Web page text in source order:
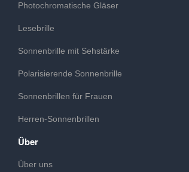
Photochromatische Gläser
Lesebrille
Sonnenbrille mit Sehstärke
Polarisierende Sonnenbrille
Sonnenbrillen für Frauen
Herren-Sonnenbrillen
Über
Über uns